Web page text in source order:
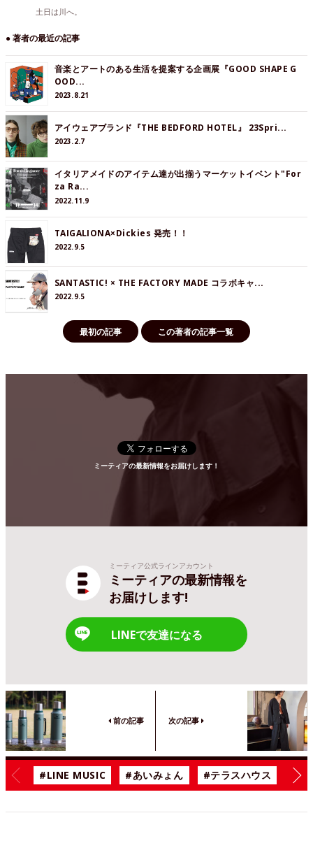
土日は川へ。
● 著者の最近の記事
音楽とアートのある生活を提案する企画展『GOOD SHAPE G
OOD...
2023.8.21
アイウェアブランド『THE BEDFORD HOTEL』 23Spri...
2023.2.7
イタリアメイドのアイテム達が出揃うマーケットイベント"For
za Ra...
2022.11.9
TAIGALIONA×Dickies 発売！！
2022.9.5
SANTASTIC! × THE FACTORY MADE コラボキャ...
2022.9.5
最初の記事 この著者の記事一覧
ミーティアの最新情報をお届けします！
ミーティア公式ラインアカウント
ミーティアの最新情報を
お届けします!
LINEで友達になる
前の記事 次の記事
#LINE MUSIC #あいみょん #テラスハウス #